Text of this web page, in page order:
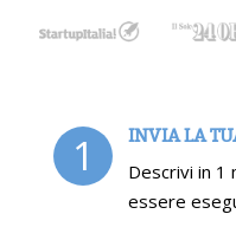
1 INVIA LA
Descrivi in 1
essere